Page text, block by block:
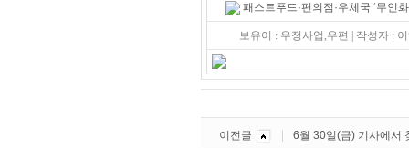
패스트푸드·편의점·우체국 ‘무인
보유어 : 우정사업,우편 | 작성자 :
이전글 6월 30일(금) 기사에서